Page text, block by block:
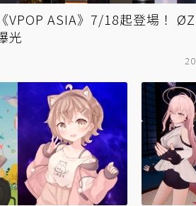
VPOP ASIA》7/18起登場！
光